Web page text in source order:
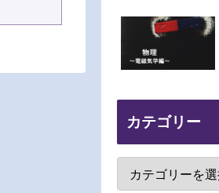
カテゴリー